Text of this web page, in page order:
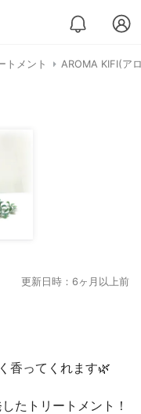
トメント AROMA KIFI(ア
更新日時：6ヶ月以上前
香ってくれます🌿
たトリートメント！